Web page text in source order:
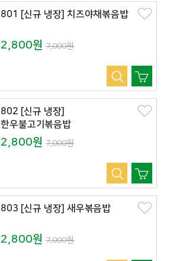
801 [신규 냉장] 치즈야채볶음밥
2,800원7,000원
802 [신규 냉장]
한우불고기볶음밥
2,800원7,000원
803 [신규 냉장] 새우볶음밥
2,800원7,000원